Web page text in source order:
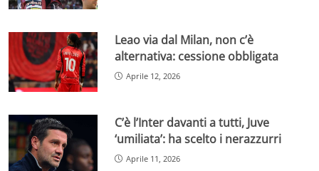
Leao via dal Milan, non c’è
alternativa: cessione obbligata
Aprile 12, 2026
C’è l’Inter davanti a tutti, Juve
‘umiliata’: ha scelto i nerazzurri
Aprile 11, 2026